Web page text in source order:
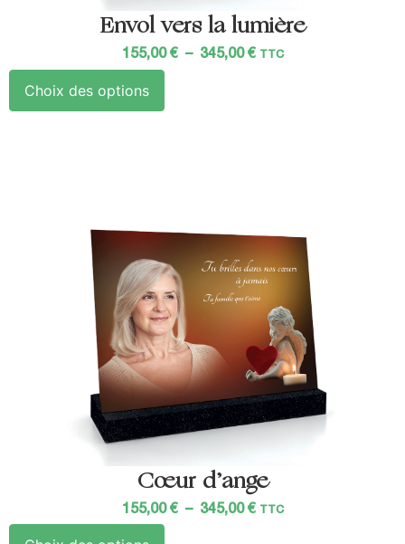
Envol vers la lumière
155,00 € – 345,00 € TTC
Choix des options
Cœur d’ange
155,00 € – 345,00 € TTC